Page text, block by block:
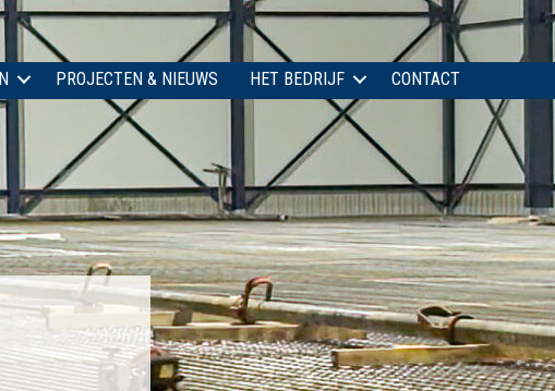
PROJECTEN & NIEUWS HET BEDRIJF CONTACT